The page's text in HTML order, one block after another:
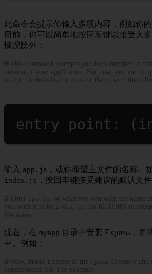
此命令会提示你输入多项内容，例如你
目前，你可以简单地按回车键以接受大
情况除外：
🌐 This command prompts you for a number of
version of your application. For now, you can
accept the defaults for most of them, with the
entry point:
输入 app.js ，或你希望主文件的名称。
index.js ，按回车键接受建议的默认文件
🌐 Enter app.js
, or whatever you want the name
you want it to be
index.js
, hit RETURN to
file name.
现在，在 myapp 目录中安装 Express，
中。例如：
🌐 Now, install Express in the myapp
directory and
dependencies list. For example: